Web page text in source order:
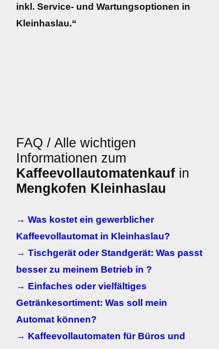
inkl. Service- und Wartungsoptionen in
Kleinhaslau.“
FAQ / Alle wichtigen
Informationen zum
Kaffeevollautomatenkauf in
Mengkofen Kleinhaslau
→ Was kostet ein gewerblicher
Kaffeevollautomat in Kleinhaslau?
→ Tischgerät oder Standgerät: Was passt
besser zu meinem Betrieb in ?
→ Einfaches oder vielfältiges
Getränkesortiment: Was soll mein
Automat können?
→ Kaffeevollautomaten für Büros und